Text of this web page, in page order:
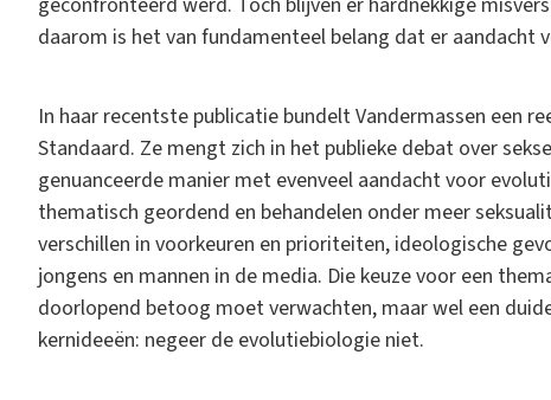
daarom is het van fundamenteel belang dat er aandacht
In haar recentste publicatie bundelt Vandermassen een
Standaard. Ze mengt zich in het publieke debat over
genuanceerde manier met evenveel aandacht voor
thematisch geordend en behandelen onder meer
verschillen in voorkeuren en prioriteiten, ideologische
jongens en mannen in de media. Die keuze voor een
doorlopend betoog moet verwachten, maar wel een
kernideeën: negeer de evolutiebiologie niet.